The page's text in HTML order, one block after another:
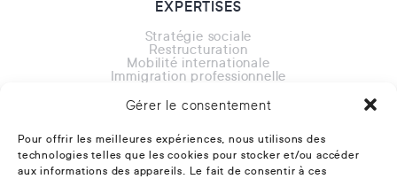
Gérer le consentement
Pour offrir les meilleures expériences, nous utilisons des
technologies telles que les cookies pour stocker et/ou accéder
aux informations des appareils. Le fait de consentir à ces
EXPERTISES
Stratégie sociale
Restructuration
Mobilité internationale
Immigration professionnelle
Contentieux
CONTACT